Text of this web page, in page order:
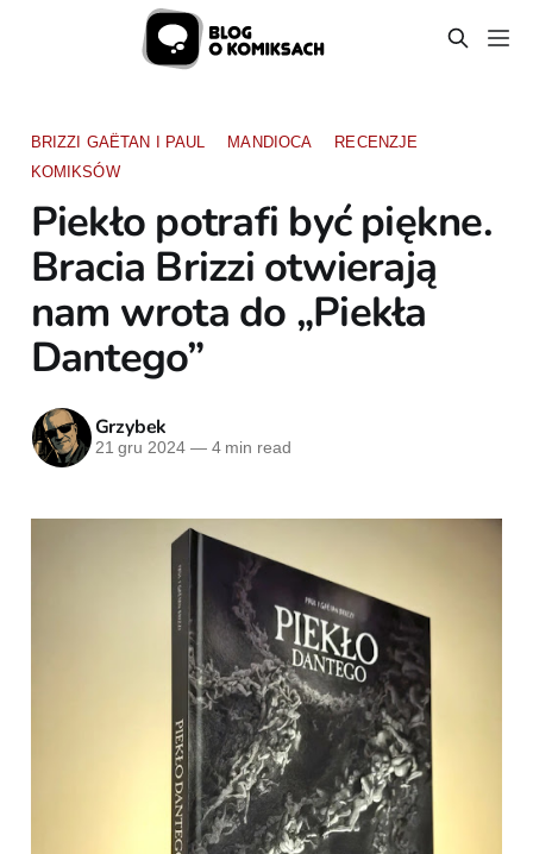
BRIZZI GAËTAN I PAUL MANDIOCA
RECENZJE
KOMIKSÓW
Piekło potrafi być piękne.
Bracia Brizzi otwierają
nam wrota do „Piekła
Dantego”
Grzybek
21 gru 2024 —4 min read